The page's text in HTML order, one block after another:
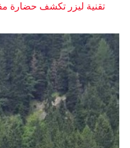
تقنية ليزر تكشف حضارة